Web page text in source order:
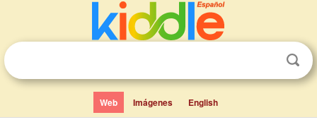
Web Imágenes English